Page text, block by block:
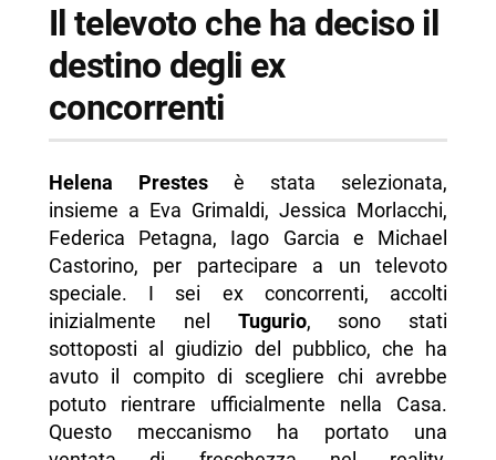
Il televoto che ha deciso il
destino degli ex
concorrenti
Helena Prestesè stata selezionata,
insieme a Eva Grimaldi, Jessica Morlacchi,
Federica Petagna, Iago Garcia e Michael
Castorino, per partecipare a un televoto
speciale. I sei ex concorrenti, accolti
inizialmente nel Tugurio, sono stati
sottoposti al giudizio del pubblico, che ha
avuto il compito di scegliere chi avrebbe
potuto rientrare ufficialmente nella Casa.
Questo meccanismo ha portato una